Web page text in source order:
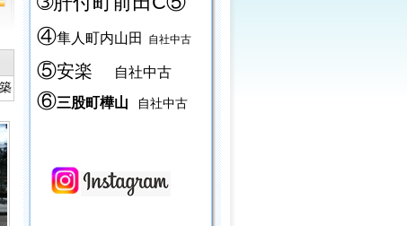
④隼人町内山田 自社中古
⑤安楽 自社中古
⑥三股町樺山 自社中古